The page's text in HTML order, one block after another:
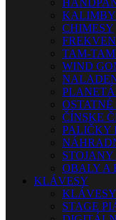
KALIMBY
CHIMESY
TAM-
WIND
ČÍNSKE
PALIČKY
OBALY A
KLÁVESY
KLÁVESY
STAGE